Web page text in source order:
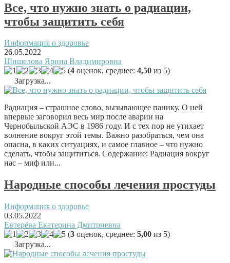
Все, что нужно знать о радиации,
чтобы защитить себя
Информация о здоровье
26.05.2022
Шишелова Ярина Владимировна
(4 оценок, среднее: 4,50 из 5)
Загрузка...
Радиация – страшное слово, вызывающее панику. О ней
впервые заговорил весь мир после аварии на
Чернобыльской АЭС в 1986 году. И с тех пор не утихает
волнение вокруг этой темы. Важно разобраться, чем она
опасна, в каких ситуациях, и самое главное – что нужно
сделать, чтобы защититься. Содержание: Радиация вокруг
нас – миф или...
Народные способы лечения простуды
Информация о здоровье
03.05.2022
Евтерёва Екатерина Дмитриевна
(3 оценок, среднее: 5,00 из 5)
Загрузка...